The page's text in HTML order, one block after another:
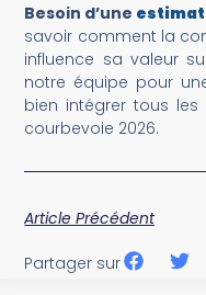
Besoin d’une
savoir comment la
influence sa valeur
notre équipe pour
bien intégrer tous
courbevoie 2026.
Article Précédent
Partager sur